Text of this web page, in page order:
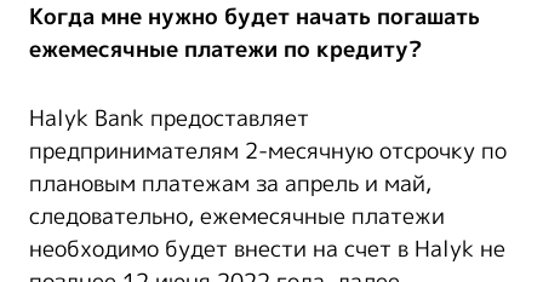
Когда мне нужно будет начать погашать
ежемесячные платежи по кредиту?
Halyk Bank предоставляет
предпринимателям 2-месячную отсрочку по
плановым платежам за апрель и май,
следовательно, ежемесячные платежи
необходимо будет внести на счет в Halyk не